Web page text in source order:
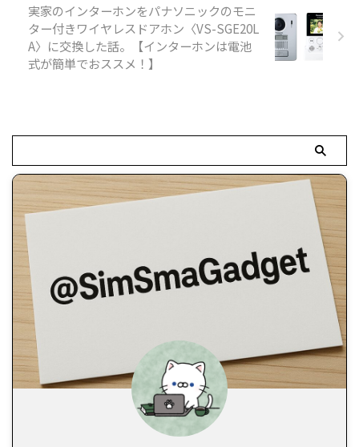
実家のインターホンをパナソニックのモニ
ター付きワイヤレスドアホン〈VS-SGE20L
A〉に交換した話。【インターホンは電池
式が簡単でおススメ！】